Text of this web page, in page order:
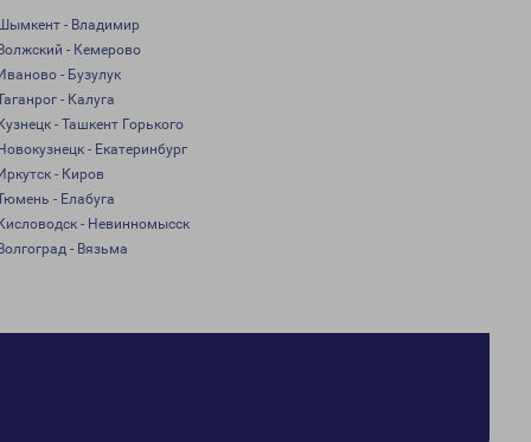
- Владимир
- Кемерово
- Бузулук
- Калуга
- Ташкент Горького
- Екатеринбург
- Киров
- Елабуга
- Невинномысск
- Вязьма